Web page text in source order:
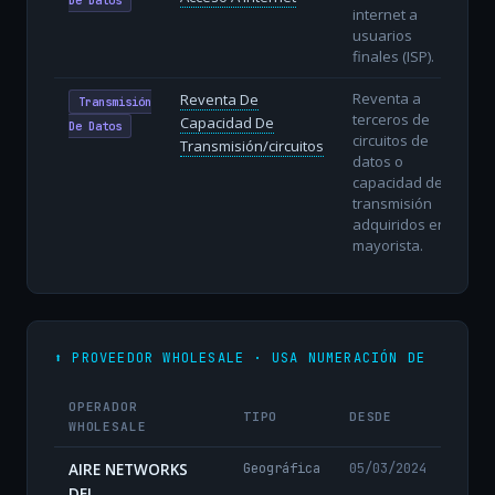
internet a
usuarios
finales (ISP).
Transmisión
De Datos
Reventa De
Capacidad De
Transmisión/circuitos
Reventa a
terceros de
circuitos de
datos o
capacidad de
transmisión
adquiridos en
mayorista.
⬆️ PROVEEDOR WHOLESALE · USA NUMERACIÓN DE
OPERADOR
WHOLESALE
TIPO DESDE
AIRE NETWORKS
Geográfica 05/03/2024